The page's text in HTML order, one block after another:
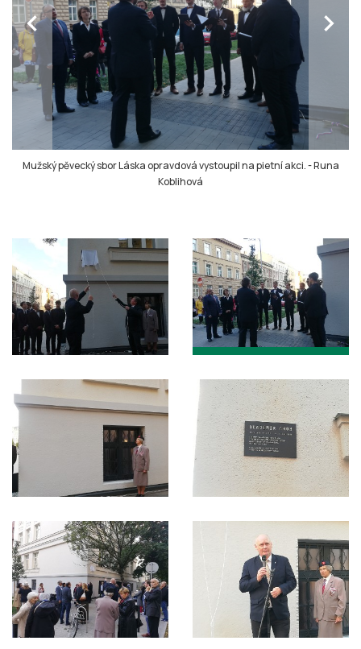
chevron_left chevron_right
Mužský pěvecký sbor Láska opravdová vystoupil na pietní akci.-Runa
Koblihová